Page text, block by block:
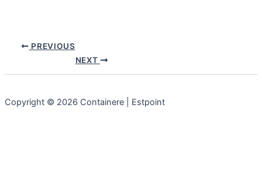
PREVIOUS
NEXT
Copyright © 2026 Containere | Estpoint